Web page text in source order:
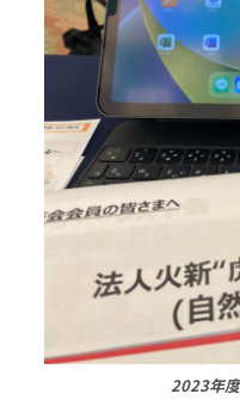
2023年